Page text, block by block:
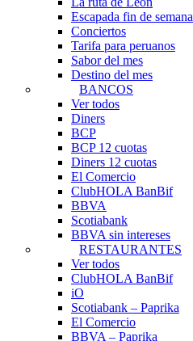
Escapada fin de semana
Conciertos
Tarifa para peruanos
Sabor del mes
Destino del mes
BANCOS
Ver todos
Diners
BCP
BCP 12 cuotas
Diners 12 cuotas
El Comercio
ClubHOLA BanBif
BBVA
Scotiabank
BBVA sin intereses
RESTAURANTES
Ver todos
ClubHOLA BanBif
iO
Scotiabank – Paprika
El Comercio
BBVA – Paprika